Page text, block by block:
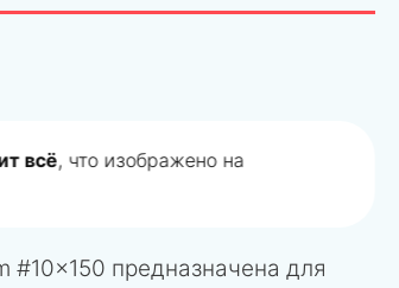
всё, что изображено на
#10x150 предназначена для